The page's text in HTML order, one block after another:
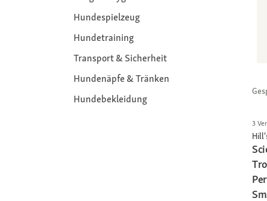
Hundespielzeug
Hundetraining
Transport & Sicherheit
Hundenäpfe & Tränken
Hundebekleidung
3